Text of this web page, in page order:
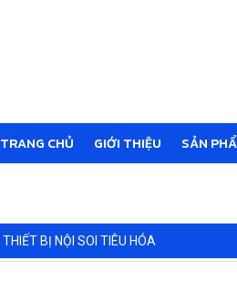
TRANG CHỦ GIỚI THIỆU SẢN
THIẾT BỊ NỘI SOI TIÊU HÓA